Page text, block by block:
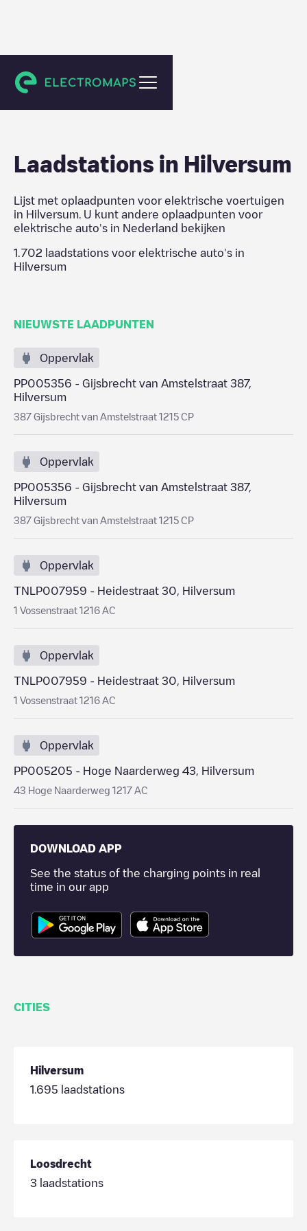
Nederland
Laadstations in Hilversum
Lijst met oplaadpunten voor elektrische voertuigen
in Hilversum . U kunt andere oplaadpunten voor
elektrische auto's in Nederland bekijken
1.702 laadstations voor elektrische auto's in
Hilversum
NIEUWSTE LAADPUNTEN
Oppervlak
PP005356 - Gijsbrecht van Amstelstraat 387,
Hilversum
387 Gijsbrecht van Amstelstraat 1215 CP
Oppervlak
PP005356 - Gijsbrecht van Amstelstraat 387,
Hilversum
387 Gijsbrecht van Amstelstraat 1215 CP
Oppervlak
TNLP007959 - Heidestraat 30, Hilversum
1 Vossenstraat 1216 AC
Oppervlak
TNLP007959 - Heidestraat 30, Hilversum
1 Vossenstraat 1216 AC
Oppervlak
PP005205 - Hoge Naarderweg 43, Hilversum
43 Hoge Naarderweg 1217 AC
DOWNLOAD APP
See the status of the charging points in real
time in our app
CITIES
Hilversum
1.695 laadstations
Loosdrecht
3 laadstations